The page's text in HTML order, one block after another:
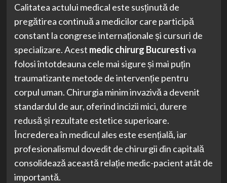
Calitatea actului medical este susținută de
pregătirea continuă a medicilor care participă
constant la congrese internaționale și cursuri de
specializare. Acest medic chirurg Bucurestiva
folosi întotdeauna cele mai sigure și mai puțin
traumatizante metode de intervenție pentru
corpul uman. Chirurgia minim invazivă a devenit
standardul de aur, oferind incizii mici, durere
redusă și rezultate estetice superioare.
Încrederea în medicul ales este esențială, iar
profesionalismul dovedit de chirurgii din capitală
consolidează această relație medic-pacient atât de
importantă.